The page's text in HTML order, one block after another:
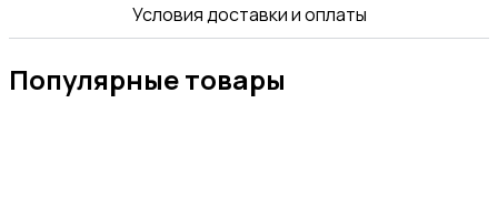
Условия доставки и оплаты
Популярные товары